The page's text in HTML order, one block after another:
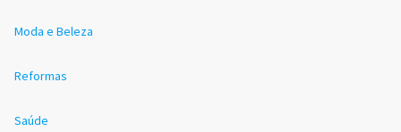
Moda e Beleza
Reformas
Saúde